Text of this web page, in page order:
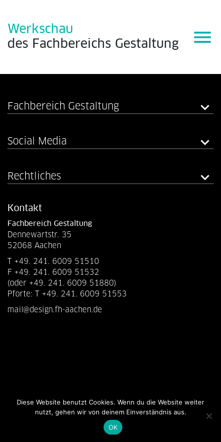
Werkschau
des Fachbereichs Gestaltung menu
Fachbereich Gestaltung
Social Media
Rechtliches
Kontakt
Fachbereich Gestaltung
Dennewartstr. 35
52068 Aachen
T +49. 241. 6009 51510
F +49. 241. 6009 51532
(oder +49. 241. 6009 51880)
Pforte: T +49. 241. 6009 51553
mail@design.fh-aachen.de
Diese Website benutzt Cookies. Wenn du die Website weiter
nutzt, gehen wir von deinem Einverständnis aus.
OK